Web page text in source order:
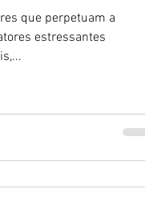
que perpetuam a
estressantes